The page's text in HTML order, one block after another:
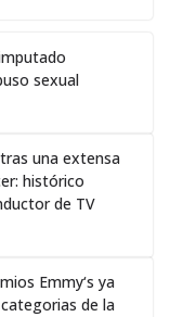
sexual
una extensa
histórico
de TV
Emmy‘s ya
de la